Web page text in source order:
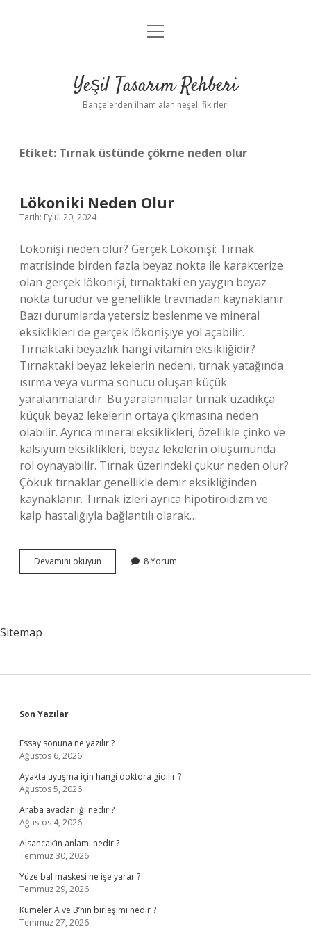
Anasayfa
Yasal Uyarı
menüyü
Yeşil Tasarım Rehberi
Bahçelerden ilham alan neşeli fikirler!
Etiket: Tırnak üstünde çökme neden olur
Lökoniki Neden Olur
Tarih: Eylül 20, 2024
Lökonişi neden olur? Gerçek Lökonişi: Tırnak
matrisinde birden fazla beyaz nokta ile karakterize
olan gerçek lökonişi, tırnaktaki en yaygın beyaz
nokta türüdür ve genellikle travmadan kaynaklanır.
Bazı durumlarda yetersiz beslenme ve mineral
eksiklikleri de gerçek lökonişiye yol açabilir.
Tırnaktaki beyazlık hangi vitamin eksikliğidir?
Tırnaktaki beyaz lekelerin nedeni, tırnak yatağında
ısırma veya vurma sonucu oluşan küçük
yaralanmalardır. Bu yaralanmalar tırnak uzadıkça
küçük beyaz lekelerin ortaya çıkmasına neden
olabilir. Ayrıca mineral eksiklikleri, özellikle çinko ve
kalsiyum eksiklikleri, beyaz lekelerin oluşumunda
rol oynayabilir. Tırnak üzerindeki çukur neden olur?
Çökük tırnaklar genellikle demir eksikliğinden
kaynaklanır. Tırnak izleri ayrıca hipotiroidizm ve
kalp hastalığıyla bağlantılı olarak…
Devamını okuyun Lökoniki
Neden
8 Yorum
Sitemap
Sidebar
Son Yazılar
Essay sonuna ne yazılır ?
Ağustos 6, 2026
Ayakta uyuşma için hangi doktora gidilir ?
Ağustos 5, 2026
Araba avadanlığı nedir ?
Ağustos 4, 2026
Alsancak’ın anlamı nedir ?
Temmuz 30, 2026
Yüze bal maskesi ne işe yarar ?
Temmuz 29, 2026
Kümeler A ve B’nin birleşimi nedir ?
Temmuz 27, 2026